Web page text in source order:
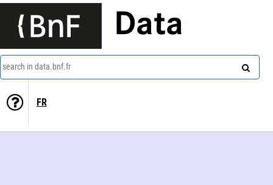
Data
search in data.bnf.fr
FR